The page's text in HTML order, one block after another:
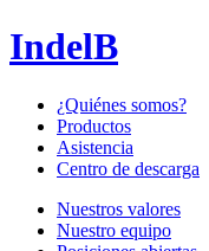
IndelB
¿Quiénes somos?
Productos
Asistencia
Centro de descarga
Nuestros valores
Nuestro equipo